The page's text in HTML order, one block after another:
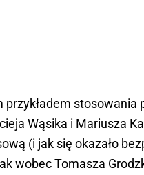
stosowania
Wąsika i Mariusza
(i jak się okazało
wobec Tomasza